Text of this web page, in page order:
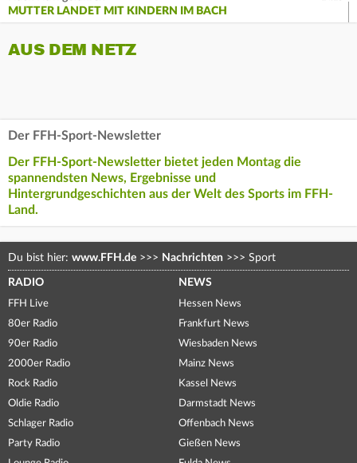
MUTTER LANDET MIT KINDERN IM BACH
AUS DEM NETZ
Der FFH-Sport-Newsletter
Der FFH-Sport-Newsletter bietet jeden Montag die
spannendsten News, Ergebnisse und
Hintergrundgeschichten aus der Welt des Sports im FFH-
Land.
Du bist hier: www.FFH.de >>> Nachrichten >>> Sport
RADIO
FFH Live
80er Radio
90er Radio
2000er Radio
Rock Radio
Oldie Radio
Schlager Radio
Party Radio
NEWS
Hessen News
Frankfurt News
Wiesbaden News
Mainz News
Kassel News
Darmstadt News
Offenbach News
Gießen News